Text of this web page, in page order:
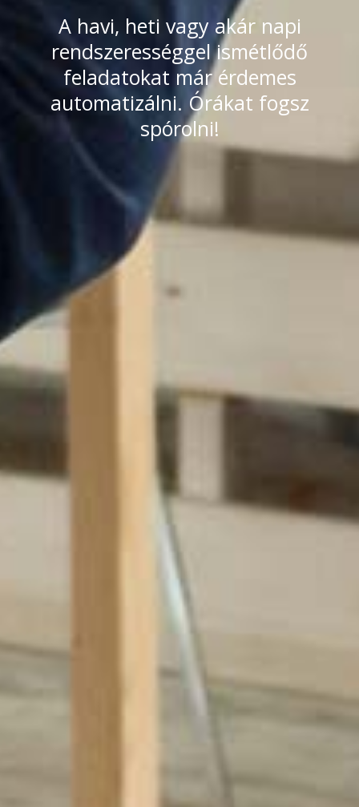
A havi, heti vagy akár napi
rendszerességgel ismétlődő
feladatokat már érdemes
automatizálni. Órákat fogsz
spórolni!